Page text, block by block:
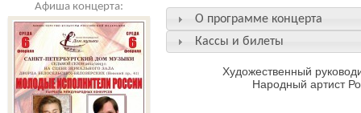
Афиша концерта:
О программе концерта
Кассы и билеты
Художественный
Народный артист